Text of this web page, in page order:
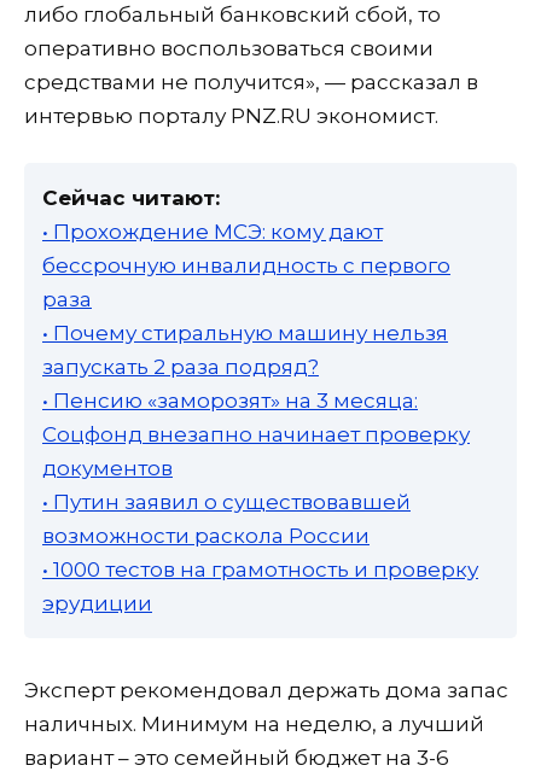
либо глобальный банковский сбой, то
оперативно воспользоваться своими
средствами не получится», — рассказал в
интервью порталу PNZ.RU экономист.
Сейчас читают:
• Прохождение МСЭ: кому дают
бессрочную инвалидность с первого
раза
• Почему стиральную машину нельзя
запускать 2 раза подряд?
• Пенсию «заморозят» на 3 месяца:
Соцфонд внезапно начинает проверку
документов
• Путин заявил о существовавшей
возможности раскола России
• 1000 тестов на грамотность и проверку
эрудиции
Эксперт рекомендовал держать дома запас
наличных. Минимум на неделю, а лучший
вариант – это семейный бюджет на 3-6